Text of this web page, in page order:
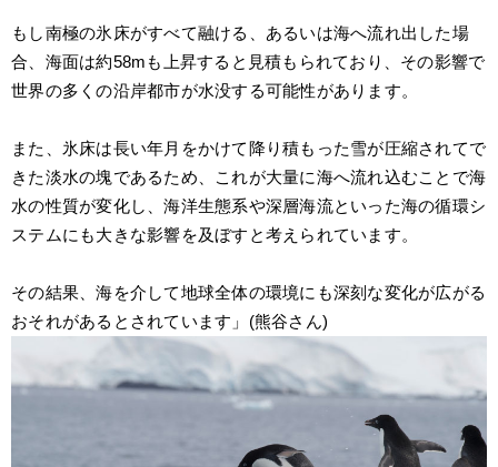
もし南極の氷床がすべて融ける、あるいは海へ流れ出した場
合、海面は約58mも上昇すると見積もられており、その影響で
世界の多くの沿岸都市が水没する可能性があります。
また、氷床は長い年月をかけて降り積もった雪が圧縮されてで
きた淡水の塊であるため、これが大量に海へ流れ込むことで海
水の性質が変化し、海洋生態系や深層海流といった海の循環シ
ステムにも大きな影響を及ぼすと考えられています。
その結果、海を介して地球全体の環境にも深刻な変化が広がる
おそれがあるとされています」(熊谷さん)